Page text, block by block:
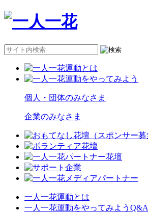
個人・団体のみなさま
企業のみなさま
一人一花運動とは
一人一花運動をやってみようQ&A